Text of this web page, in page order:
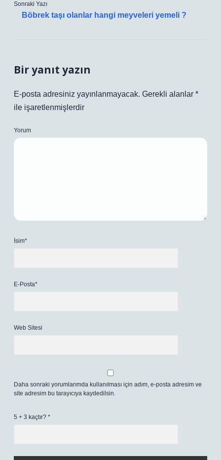
Sonraki Yazı
Böbrek taşı olanlar hangi meyveleri yemeli ?
Bir yanıt yazın
E-posta adresiniz yayınlanmayacak. Gerekli alanlar *
ile işaretlenmişlerdir
Yorum
İsim*
E-Posta*
Web Sitesi
Daha sonraki yorumlarımda kullanılması için adım, e-posta adresim ve
site adresim bu tarayıcıya kaydedilsin.
5 + 3 kaçtır? *